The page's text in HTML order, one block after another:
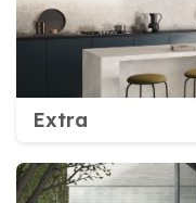
Extra